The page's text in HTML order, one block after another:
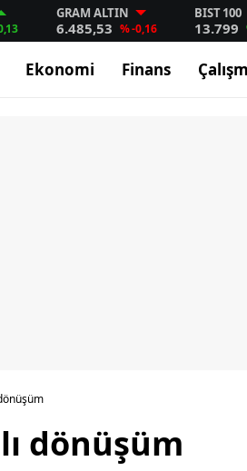
GRAM ALTIN
6.485,53 % -0,16
BIST 100
13.799
Ekonomi Finans
dönüşüm